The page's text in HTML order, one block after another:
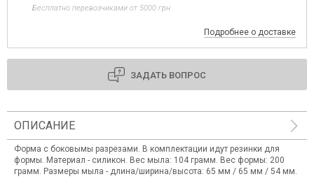
Бесплатно перевозчиками от 5000 грн
Подробнее о доставке
ЗАДАТЬ ВОПРОС
ОПИСАНИЕ
Форма с боковымы разрезами. В комплектации идут резинки для
формы. Материал - силикон. Вес мыла: 104 грамм. Вес формы: 200
грамм. Размеры мыла - длина/ширина/высота: 65 мм / 65 мм / 54 мм.